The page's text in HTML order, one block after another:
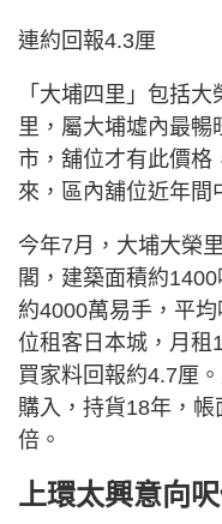
連約回報4.3厘
「大埔四里」包括
里，屬大埔墟內最暢
市，舖位才有此價格
來，區內舖位近年間
今年7月，大埔大榮
閣，建築面積約
約4000萬易手，平
位租客日本城，月租
買家料回報約4.7厘
購入，持貨18年，
倍。
上環太興意向